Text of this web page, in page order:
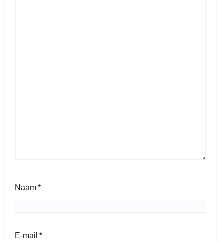
Naam *
E-mail *